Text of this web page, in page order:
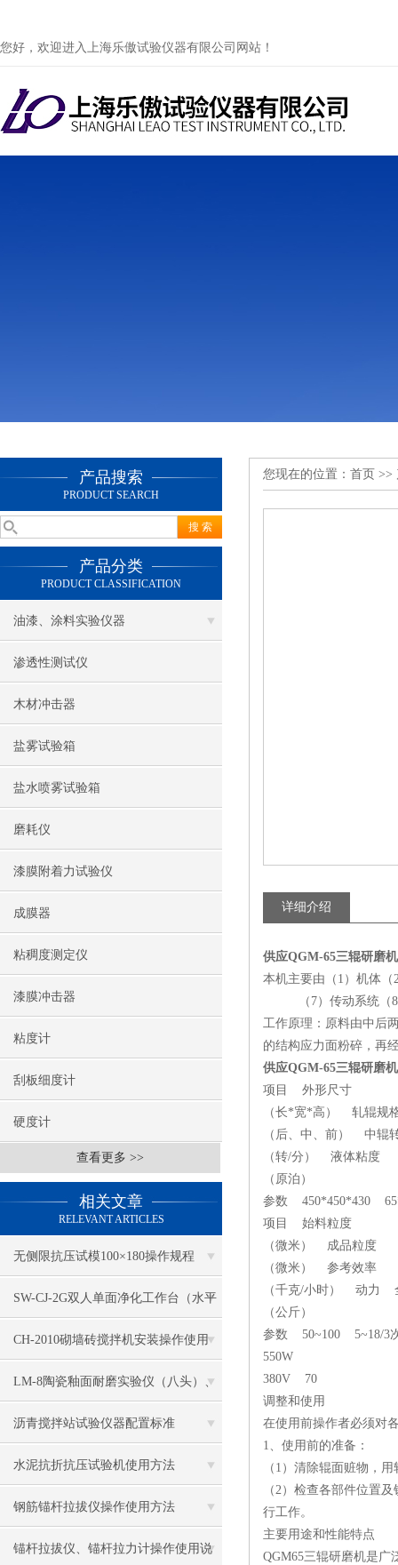
您好，欢迎进入上海乐傲试验仪器有限公司网站！
产品搜索
PRODUCT SEARCH
产品分类
PRODUCT CLASSIFICATION
油漆、涂料实验仪器
渗透性测试仪
木材冲击器
盐雾试验箱
盐水喷雾试验箱
磨耗仪
漆膜附着力试验仪
成膜器
粘稠度测定仪
漆膜冲击器
粘度计
刮板细度计
硬度计
查看更多 >>
相关文章
RELEVANT ARTICLES
无侧限抗压试模100×180操作规程
SW-CJ-2G双人单面净化工作台（水平
送风）
CH-2010砌墙砖搅拌机安装操作使用
LM-8陶瓷釉面耐磨实验仪（八头）、
釉面耐磨仪结构及工作原理
沥青搅拌站试验仪器配置标准
水泥抗折抗压试验机使用方法
钢筋锚杆拉拔仪操作使用方法
锚杆拉拔仪、锚杆拉力计操作使用说
您现在的位置： 首页 >>
详细介绍
供应QGM-65三辊研磨机
本机主要由（1）机体
（7）传动系统（8）
工作原理：原料由中后
的结构应力面粉碎，再
供应QGM-65三辊研磨机
项目 外形尺寸
（长*宽*高） 轧辊
（后、中、前） 中辊
（转/分） 液体粘度
（原泊）
参数 450*450*430
项目 始料粒度
（微米） 成品粒度
（微米） 参考效率
（千克/小时） 动力
（公斤）
参数 50~100 5~18/
550W
380V 70
调整和使用
在使用前操作者必须对
1、使用前的准备：
（1）清除辊面赃物，
（2）检查各部件位置
行工作。
主要用途和性能特点
QGM65三辊研磨机是